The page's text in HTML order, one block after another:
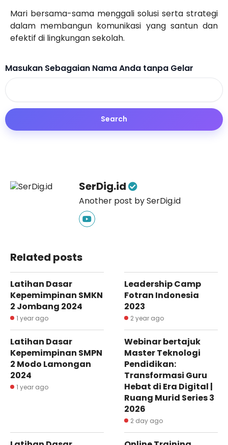
Mari bersama-sama menggali solusi serta strategi
dalam membangun komunikasi yang santun dan
efektif di lingkungan sekolah.
Masukan Sebagaian Nama Anda tanpa Gelar
SerDig.id
Another post by SerDig.id
Related posts
Latihan Dasar
Kepemimpinan SMKN
2 Jombang 2024
1 year ago
Leadership Camp
Fotran Indonesia
2023
2 year ago
Latihan Dasar
Kepemimpinan SMPN
2 Modo Lamongan
2024
1 year ago
Webinar bertajuk
Master Teknologi
Pendidikan:
Transformasi Guru
Hebat di Era Digital |
Ruang Murid Series 3
2026
2 day ago